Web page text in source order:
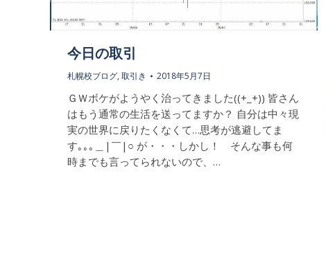
今日の取引
札幌校ブログ, 取引き 2018年5月7日
ＧＷボケがようやく治ってきました((+_+)) 皆さん
はもう通常の生活を送ってますか？ 自分は中々現
実の世界に戻りたくなくて…思考が逃避してま
す｡｡｡＿|￣|○ が・・・しかし！ そんな事も何
時までも言ってられないので、…